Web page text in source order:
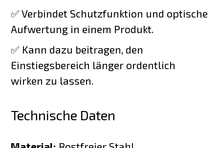
✅ Verbindet Schutzfunktion und optische
Aufwertung in einem Produkt.
✅ Kann dazu beitragen, den
Einstiegsbereich länger ordentlich
wirken zu lassen.
Technische Daten